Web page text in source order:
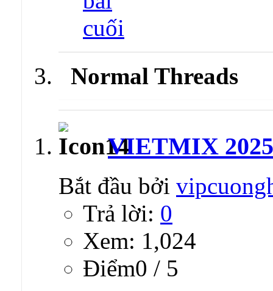
Normal Threads
VIETMIX
Bắt đầu bởi
Trả lời: 0
Xem: 1,024
Ðiểm0 / 5